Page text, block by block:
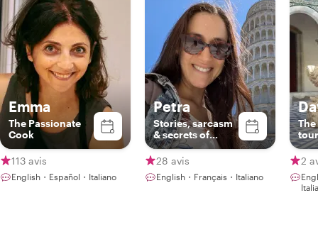
Emma
The Passionate
Cook
113 avis
English・Español・Italiano
Petra
Stories, sarcasm
& secrets of
Tuscany
28 avis
English・Français・Italiano
2